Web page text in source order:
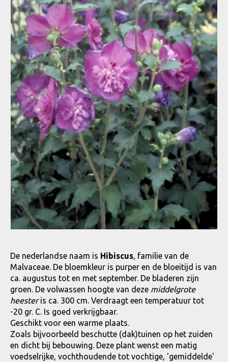
De nederlandse naam is Hibiscus, familie van de
Malvaceae. De bloemkleur is purper en de bloeitijd is van
ca. augustus tot en met september. De bladeren zijn
groen. De volwassen hoogte van deze middelgrote
heesteris ca. 300 cm. Verdraagt een temperatuur tot
-20 gr. C. Is goed verkrijgbaar.
Geschikt voor een warme plaats.
Zoals bijvoorbeeld beschutte (dak)tuinen op het zuiden
en dicht bij bebouwing. Deze plant wenst een matig
voedselrijke, vochthoudende tot vochtige, 'gemiddelde'